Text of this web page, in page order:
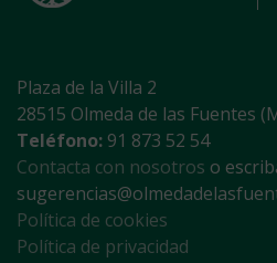
Plaza de la Villa 2
28515 Olmeda de las Fuentes
Teléfono: 91 873 52 54
Contacta con nosotros o
Política de cookies
Política de privacidad